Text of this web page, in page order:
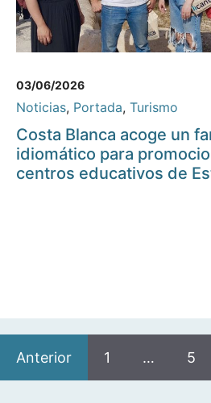
03/06/2026
Noticias, Portada, Turismo
Costa Blanca acoge un
idiomático para
centros educativos de
Anterior 1 … 5